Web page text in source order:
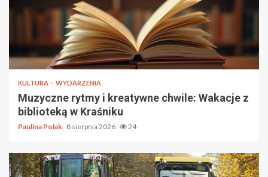
KULTURA WYDARZENIA
Muzyczne rytmy i kreatywne chwile: Wakacje z
biblioteką w Kraśniku
Paulina Polak 8 sierpnia 2026 24